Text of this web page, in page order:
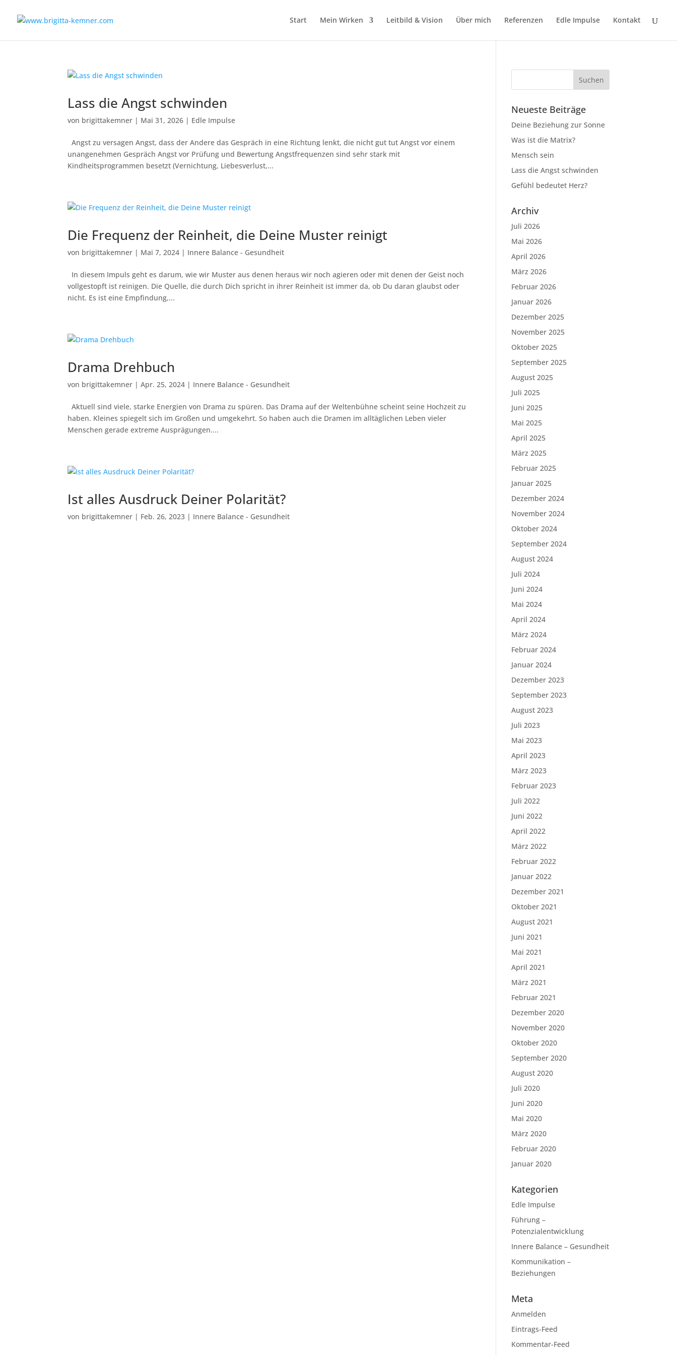
Start Mein Wirken Leitbild & Vision Über mich Referenzen Edle Impulse Kontakt
Lass die Angst schwinden
von brigittakemner | Mai 31, 2026 | Edle Impulse
Angst zu versagen Angst, dass der Andere das Gespräch in eine Richtung lenkt, die nicht gut tut Angst vor einem
unangenehmen Gespräch Angst vor Prüfung und Bewertung Angstfrequenzen sind sehr stark mit
Kindheitsprogrammen besetzt (Vernichtung, Liebesverlust,...
Die Frequenz der Reinheit, die Deine Muster reinigt
von brigittakemner | Mai 7, 2024 | Innere Balance - Gesundheit
In diesem Impuls geht es darum, wie wir Muster aus denen heraus wir noch agieren oder mit denen der Geist noch
vollgestopft ist reinigen. Die Quelle, die durch Dich spricht in ihrer Reinheit ist immer da, ob Du daran glaubst oder
nicht. Es ist eine Empfindung,...
Drama Drehbuch
von brigittakemner |Apr. 25, 2024 | Innere Balance - Gesundheit
Aktuell sind viele, starke Energien von Drama zu spüren. Das Drama auf der Weltenbühne scheint seine Hochzeit zu
haben. Kleines spiegelt sich im Großen und umgekehrt. So haben auch die Dramen im alltäglichen Leben vieler
Menschen gerade extreme Ausprägungen....
Ist alles Ausdruck Deiner Polarität?
von brigittakemner | Feb. 26, 2023 | Innere Balance - Gesundheit
Neueste Beiträge
Deine Beziehung zur Sonne
Was ist die Matrix?
Mensch sein
Lass die Angst schwinden
Gefühl bedeutet Herz?
Archiv
Juli 2026
Mai 2026
April 2026
März 2026
Februar 2026
Januar 2026
Dezember 2025
November 2025
Oktober 2025
September 2025
August 2025
Juli 2025
Juni 2025
Mai 2025
April 2025
März 2025
Februar 2025
Januar 2025
Dezember 2024
November 2024
Oktober 2024
September 2024
August 2024
Juli 2024
Juni 2024
Mai 2024
April 2024
März 2024
Februar 2024
Januar 2024
Dezember 2023
September 2023
August 2023
Juli 2023
Mai 2023
April 2023
März 2023
Februar 2023
Juli 2022
Juni 2022
April 2022
März 2022
Februar 2022
Januar 2022
Dezember 2021
Oktober 2021
August 2021
Juni 2021
Mai 2021
April 2021
März 2021
Februar 2021
Dezember 2020
November 2020
Oktober 2020
September 2020
August 2020
Juli 2020
Juni 2020
Mai 2020
März 2020
Februar 2020
Januar 2020
Kategorien
Edle Impulse
Führung –
Potenzialentwicklung
Innere Balance – Gesundheit
Kommunikation –
Beziehungen
Meta
Anmelden
Eintrags-Feed
Kommentar-Feed